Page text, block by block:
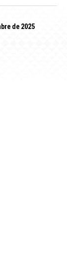
de 2025